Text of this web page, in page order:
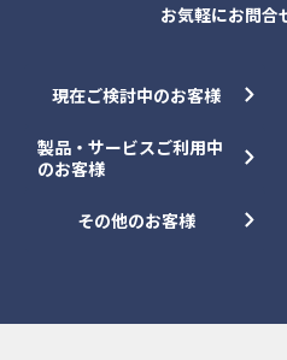
お気軽にお問合
現在ご検討中のお客様
製品・サービスご利用中
のお客様
その他のお客様